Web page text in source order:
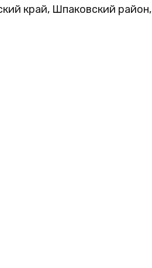
край, Шпаковский район,